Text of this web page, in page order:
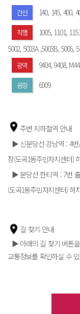
간선 140, 145, 400,
직행
1005, 1101,
5002, 5003A ,5003B, 5006,
광역 9404, 9408,
공항 6009
주변 지하철역 안내
▶ 신분당선 강남역 : 4번
장(도곡1동주민자치센터)
▶ 분당선 한티역 : 7번
(도곡1동주민자치센터) 하
길 찾기 안내
▶ 아래의 길 찾기 버튼
교통정보를 확인하실 수